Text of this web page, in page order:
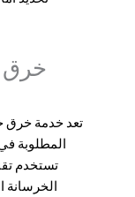
تعد خدمةخرق
المطلوبة
تستخدم